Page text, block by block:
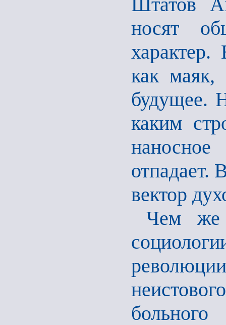
носят
как маяк,
будущее.
каким
отпадает.
вектор
Чем же